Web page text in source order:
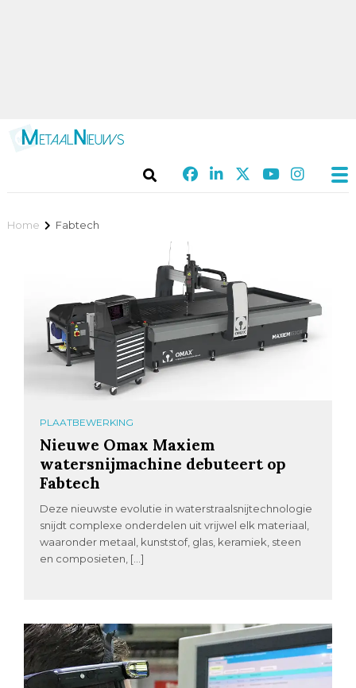
Home Fabtech
PLAATBEWERKING
Nieuwe Omax Maxiem
watersnijmachine debuteert op
Fabtech
Deze nieuwste evolutie in waterstraalsnijtechnologie
snijdt complexe onderdelen uit vrijwel elk materiaal,
waaronder metaal, kunststof, glas, keramiek, steen
en composieten, […]